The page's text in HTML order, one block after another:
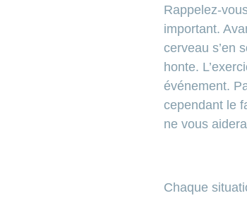
Rappelez-
important.
cerveau s’en
honte.
événement.
cependant le
ne vous
Chaque